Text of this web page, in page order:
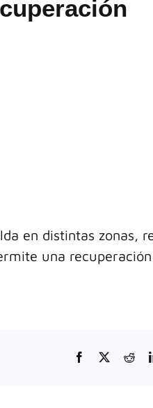
en distintas zonas,
una
Facebook